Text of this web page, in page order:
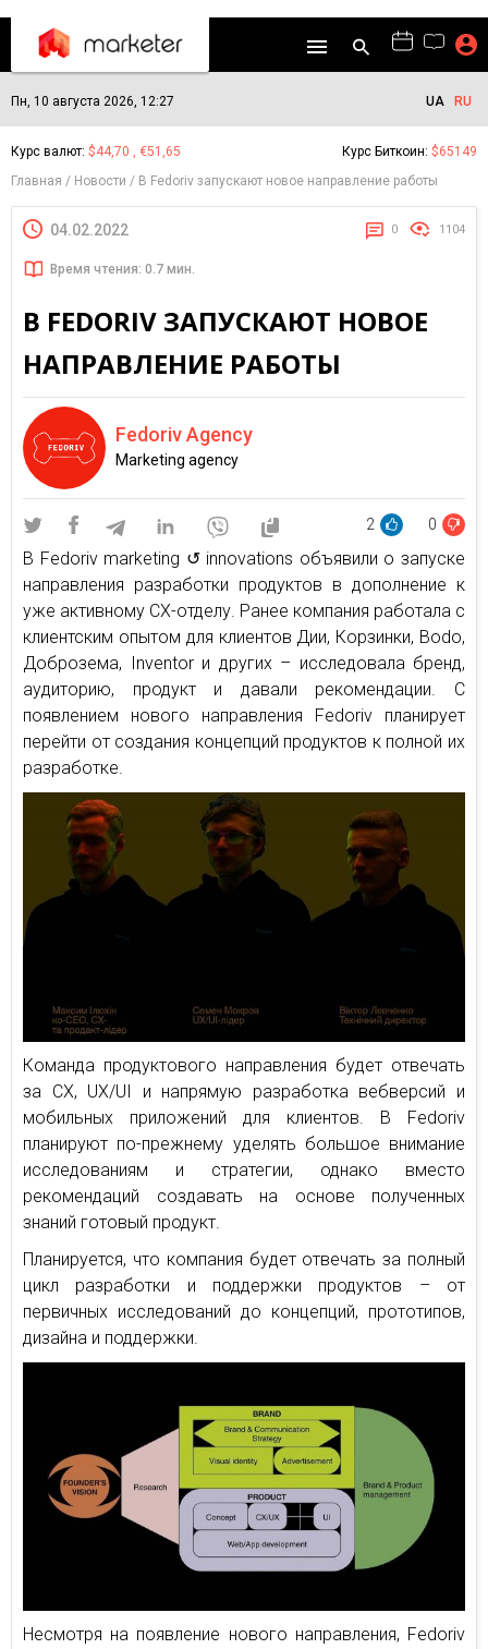
Пн, 10 августа 2026, 12:27 UA RU
Курс валют: $44,70 , €51,65 Курс Биткоин: $65149
Главная
Новости В Fedoriv запускают новое направление работы
04.02.2022 0 1104
Время чтения: 0.7 мин.
В FEDORIV ЗАПУСКАЮТ НОВОЕ
НАПРАВЛЕНИЕ РАБОТЫ
Fedoriv Agency
Marketing agency
2 0
В Fedoriv marketing ↺ innovations объявили о запуске
направления разработки продуктов в дополнение к
уже активному CX-отделу. Ранее компания работала с
клиентским опытом для клиентов Дии, Корзинки, Bodo,
Доброзема, Inventor и других – исследовала бренд,
аудиторию, продукт и давали рекомендации. С
появлением нового направления Fedoriv планирует
перейти от создания концепций продуктов к полной их
разработке.
Команда продуктового направления будет отвечать
за CX, UX/UI и напрямую разработка вебверсий и
мобильных приложений для клиентов. В Fedoriv
планируют по-прежнему уделять большое внимание
исследованиям и стратегии, однако вместо
рекомендаций создавать на основе полученных
знаний готовый продукт.
Планируется, что компания будет отвечать за полный
цикл разработки и поддержки продуктов – от
первичных исследований до концепций, прототипов,
дизайна и поддержки.
Несмотря на появление нового направления, Fedoriv